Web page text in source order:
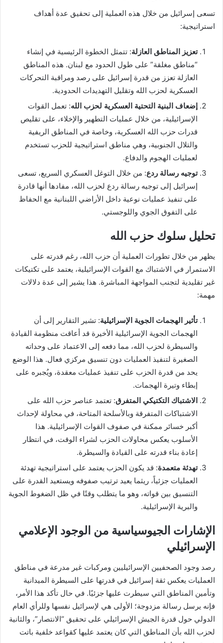
تسعى إسرائيل من خلال هذه العملية إلى تحقيق عدة أهداف
استراتيجية:
تعزيز المناطق العازلة: تتمثل الخطوة الرئيسية في إنشاء
“مناطق مغلقة” على طول الحدود مع لبنان. هذه المناطق
العازلة تعزز من قدرة إسرائيل على رصد ومراقبة التحركات
العسكرية لحزب الله وتقليل التهديدات الحدودية.
إضعاف البنية التحتية العسكرية لحزب الله: تعمل القوات
الإسرائيلية، من خلال عمليات التطهير والإخلاء، على تقليص
قدرات حزب الله العسكرية، وخاصة في المناطق الريفية
والتلال الجنوبية، وهي مناطق استراتيجية للحزب تستخدم
لعمليات الهجوم والدفاع.
توجيه رسالة ردع: من خلال التوغل العسكري السريع، تسعى
إسرائيل إلى توجيه رسالة ردع لحزب الله، مفادها أنها قادرة
على تنفيذ عمليات نوعية داخل الأراضي اللبنانية مع الحفاظ
على التفوق الجوي واللوجستي.
تحليل سلوك حزب الله
يظهر من خلال تطورات العملية أن حزب الله، رغم قدرته على
الاستمرار في الاشتباك مع القوات الإسرائيلية، يعتمد على تكتيكات
غير تقليدية لتجنب المواجهة المباشرة. هذا يشير إلى عدة دلالات
مهمة:
تأثير الهجمات الجوية الإسرائيلية: تشير التقارير إلى أن
الهجمات الجوية الإسرائيلية الأخيرة قد أعاقت منظومة القيادة
والسيطرة لحزب الله، مما دفعه إلى الاعتماد على وحداته
الصغيرة لتنفيذ العمليات دون تنسيق مركزي فعال. هذا الوضع
يحد من قدرة الحزب على تنفيذ عمليات معقدة، ويُجبره على
إبطاء وتيرة الهجمات.
الاشتباك التكتيكي المتفرق: تعتمد عناصر حزب الله على
الاشتباكات المتفرقة وبالأسلحة المتاحة، في محاولة لإحداث
أكبر خسائر ممكنة في صفوف القوات الإسرائيلية. هذا
الأسلوب يعكس محاولات الحزب لشراء الوقت، في انتظار
إعادة بناء قدرته على القيادة والسيطرة.
تهدئة متعمدة: قد يكون الحزب يعتمد على استراتيجية تهدئة
العمليات جزئياً، ريثما يعيد ترتيب صفوفه ويستعيد القدرة على
التنسيق بين قواته، وهو ما يتطلب وقتًا في ظل الضغوط الجوية
والبرية الإسرائيلية.
الإشارات الجيوسياسية من الوجود الإعلامي
الإسرائيلي
رصد وجود الصحفيين الإسرائيليين ومركبات غير مدرعة في مناطق
العمليات يعكس ثقة إسرائيل في قدرتها على السيطرة الميدانية
وتأمين المناطق التي سيطرت عليها جزئيًا. في حال تأكد هذا الأمر،
فإنه يرسل رسالة مزدوجة؛ الأولى هي لإسرائيل نفسها وللرأي العام
الدولي حول قدرة الجيش الإسرائيلي على تحقيق “الانتصار”، والثانية
لحزب الله بأن المناطق التي كان يعتمد عليها كقواعد خلفية باتت